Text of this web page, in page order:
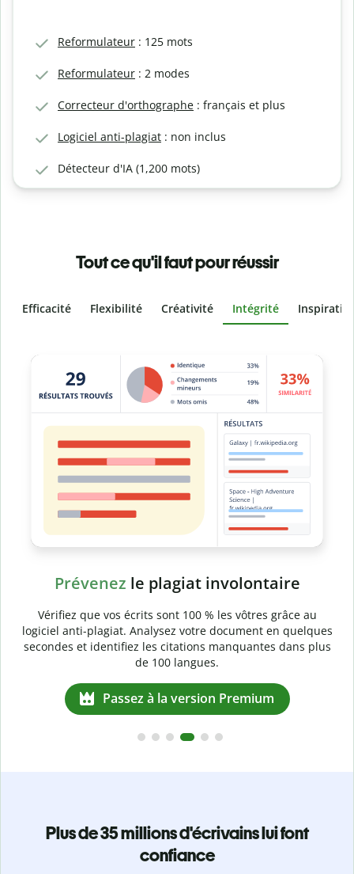
Reformulateur : 125 mots
Reformulateur : 2 modes
Correcteur d'orthographe : français et plus
Logiciel anti-plagiat : non inclus
Détecteur d'IA (1,200 mots)
Tout ce qu'il faut pour réussir
Efficacité Flexibilité Créativité Intégrité
Slide 4 of 6
Prévenez le plagiat involontaire
Vérifiez que vos écrits sont 100 % les vôtres grâce au
logiciel anti-plagiat. Analysez votre document en quelques
secondes et identifiez les citations manquantes dans plus
de 100 langues.
Passez à la version Premium
Plus de 35 millions d'écrivains lui font
confiance